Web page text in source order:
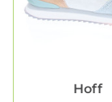
Hoff